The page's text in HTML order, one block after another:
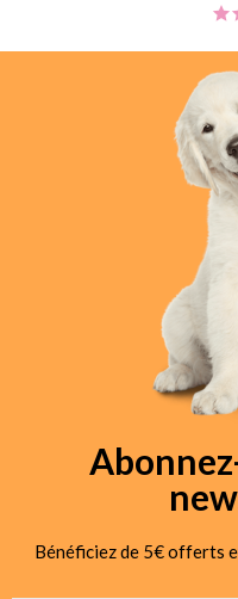
Bénéficiez de 5€ offerts